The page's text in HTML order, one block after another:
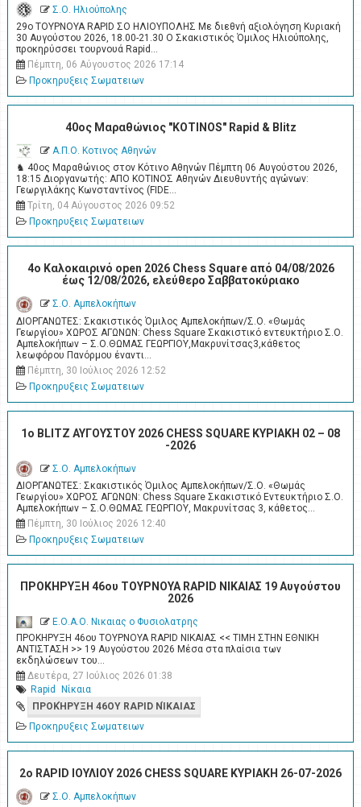
Σ.Ο. Ηλιούπολης
29ο ΤΟΥΡΝΟΥΑ RAPID ΣΟ ΗΛΙΟΥΠΟΛΗΣ Με διεθνή αξιολόγηση Κυριακή
30 Αυγούστου 2026, 18.00-21.30 Ο Σκακιστικός Όμιλος Ηλιούπολης,
προκηρύσσει τουρνουά Rapid…
Πέμπτη, 06 Αύγουστος 2026 17:14
Προκηρυξεις Σωματειων
40ος Μαραθώνιος "KOTINOS" Rapid & Blitz
Α.Π.Ο. Κοτινος Αθηνών
♞ 40ος Μαραθώνιος στον Κότινο Αθηνών Πέμπτη 06 Αυγούστου 2026,
18:15 Διοργανωτής: ΑΠΟ ΚΟΤΙΝΟΣ Αθηνών Διευθυντής αγώνων:
Γεωργιλάκης Κωνσταντίνος (FIDE…
Τρίτη, 04 Αύγουστος 2026 09:52
Προκηρυξεις Σωματειων
4o Καλοκαιρινό open 2026 Chess Square από 04/08/2026
έως 12/08/2026, ελεύθερο Σαββατοκύριακο
Σ.Ο. Αμπελοκήπων
ΔΙΟΡΓΑΝΩΤΕΣ: Σκακιστικός Όμιλος Αμπελοκήπων/Σ.Ο. «Θωμάς
Γεωργίου» ΧΩΡΟΣ ΑΓΩΝΩΝ: Chess Square Σκακιστικό εντευκτήριο Σ.Ο.
Αμπελοκήπων – Σ.Ο.ΘΩΜΑΣ ΓΕΩΡΓΙΟΥ,Μακρυνίτσας3,κάθετος
λεωφόρου Πανόρμου έναντι…
Πέμπτη, 30 Ιούλιος 2026 12:52
Προκηρυξεις Σωματειων
1ο BLITZ ΑΥΓΟΥΣΤΟΥ 2026 CHESS SQUARE ΚΥΡΙΑΚΗ 02 – 08
-2026
Σ.Ο. Αμπελοκήπων
ΔΙΟΡΓΑΝΩΤΕΣ: Σκακιστικός Όμιλος Αμπελοκήπων/Σ.Ο. «Θωμάς
Γεωργίου» ΧΩΡΟΣ ΑΓΩΝΩΝ: Chess Square Σκακιστικό Εντευκτήριο Σ.Ο.
Αμπελοκήπων – Σ.Ο.ΘΩΜΑΣ ΓΕΩΡΓΙΟΥ, Μακρυνίτσας 3, κάθετος…
Πέμπτη, 30 Ιούλιος 2026 12:40
Προκηρυξεις Σωματειων
ΠΡΟΚΗΡΥΞΗ 46ου ΤΟΥΡΝΟΥΑ RAPID ΝΙΚΑΙΑΣ 19 Αυγούστου
2026
Ε.Ο.Α.Ο. Νικαιας ο Φυσιολατρης
ΠΡΟΚΗΡΥΞΗ 46ου ΤΟΥΡΝΟΥΑ RAPID ΝΙΚΑΙΑΣ << ΤΙΜΗ ΣΤΗΝ ΕΘΝΙΚΗ
ΑΝΤΙΣΤΑΣΗ >> 19 Αυγούστου 2026 Μέσα στα πλαίσια των
εκδηλώσεων του…
Δευτέρα, 27 Ιούλιος 2026 01:38
Rapid
Νίκαια
ΠΡΟΚΉΡΥΞΗ 46ΟΥ RAPID ΝΊΚΑΙΑΣ
Προκηρυξεις Σωματειων
2o RAPID ΙΟΥΛΙΟΥ 2026 CHESS SQUARE ΚΥΡΙΑΚΗ 26-07-2026
Σ.Ο. Αμπελοκήπων